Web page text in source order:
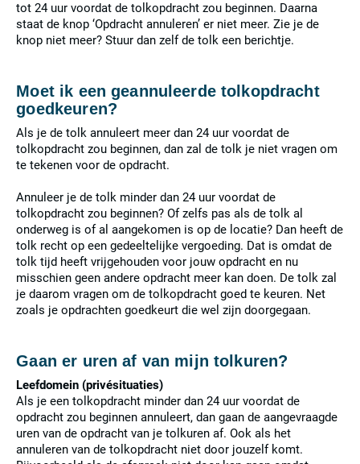
tot 24 uur voordat de tolkopdracht zou beginnen. Daarna
staat de knop ‘Opdracht annuleren’ er niet meer. Zie je de
knop niet meer? Stuur dan zelf de tolk een berichtje.
Moet ik een geannuleerde tolkopdracht
goedkeuren?
Als je de tolk annuleert meer dan 24 uur voordat de
tolkopdracht zou beginnen, dan zal de tolk je niet vragen om
te tekenen voor de opdracht.
Annuleer je de tolk minder dan 24 uur voordat de
tolkopdracht zou beginnen? Of zelfs pas als de tolk al
onderweg is of al aangekomen is op de locatie? Dan heeft de
tolk recht op een gedeeltelijke vergoeding. Dat is omdat de
tolk tijd heeft vrijgehouden voor jouw opdracht en nu
misschien geen andere opdracht meer kan doen. De tolk zal
je daarom vragen om de tolkopdracht goed te keuren. Net
zoals je opdrachten goedkeurt die wel zijn doorgegaan.
Gaan er uren af van mijn tolkuren?
Leefdomein (privésituaties)
Als je een tolkopdracht minder dan 24 uur voordat de
opdracht zou beginnen annuleert, dan gaan de aangevraagde
uren van de opdracht van je tolkuren af. Ook als het
annuleren van de tolkopdracht niet door jouzelf komt.